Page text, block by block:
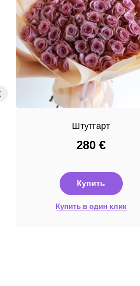
Штутгарт
280 €
Купить
Купить в один клик